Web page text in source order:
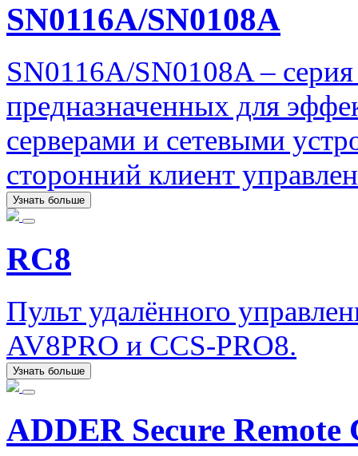
SN0116A/SN0108A
SN0116A/SN0108A –
предназначенных для
серверами и сетевыми
сторонний клиент
Узнать больше
RC8
Пульт удалённого
AV8PRO и CCS-PRO8.
Узнать больше
ADDER Secure